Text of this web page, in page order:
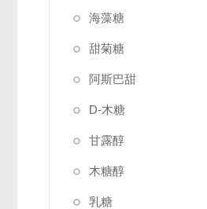
海藻糖
甜菊糖
阿斯巴甜
D-木糖
甘露醇
木糖醇
乳糖